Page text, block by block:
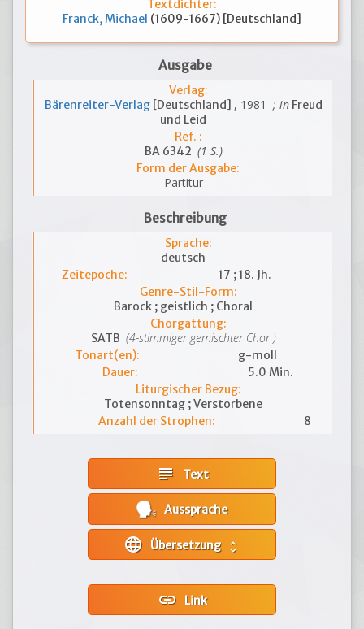
Textdichter:
Franck, Michael (1609-1667) [Deutschland]
Ausgabe
Verlag:
Bärenreiter-Verlag [Deutschland] , 1981 ; inFreud
und Leid
Ref. :
BA 6342 (1 S.)
Form der Ausgabe:
Partitur
Beschreibung
Sprache:
deutsch
Zeitepoche:
17 ; 18. Jh.
Genre-Stil-Form:
Barock ; geistlich ; Choral
Chorgattung:
SATB (4-stimmiger gemischter Chor )
Tonart(en):
g-moll
Dauer:
5.0 Min.
Liturgischer Bezug:
Totensonntag ; Verstorbene
Anzahl der Strophen:
8
subject Text
Aussprache
language unfold_more
link Link